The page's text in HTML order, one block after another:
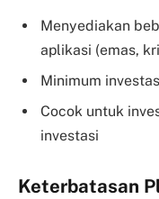
Menyediakan
aplikasi (emas,
Minimum
Cocok untuk
investasi
Keterbatasan